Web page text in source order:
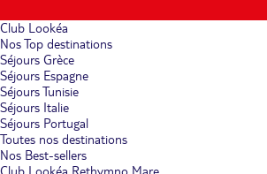
Club Lookéa
Nos Top destinations
Séjours Grèce
Séjours Espagne
Séjours Tunisie
Séjours Italie
Séjours Portugal
Toutes nos destinations
Nos Best-sellers